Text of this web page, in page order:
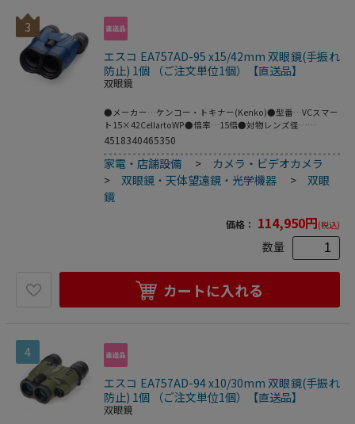
レンズとプリズムに､光の透過率を高める多層膜コーティン
グを採用｡ナイトゲームはもちろん､コンサートホールやライ
ブ会場まで､さまざまなシチュエーションで活躍します｡
3
エスコ EA757AD-95 x15/42mm 双眼鏡(手振れ
防止) 1個 （ご注文単位1個）【直送品】
双眼鏡
●メーカー…ケンコー・トキナー(Kenko)●型番…VCスマー
ト15×42CellartoWP●倍率…15倍●対物レンズ径…
42mm●最短合焦距離…4m●実視界…3.8°●明るさ…7.8●
サイズ(mm)…180(W)×70(D)×118(H)●重量…610g●付属
品…動作確認用電池､ポーチ､ストラップ●電源…単三型電池
×1(付属)●ひとみ径…2.8mm●1000m先の視野…66.3m●ア
イレリーフ…14.0mm●見掛視界…52.9°●眼幅調整範囲…
54~74mm●防振角…±2°●コーティング…フルマルチコー
●材質…本体ボディ:ポリカーボネイト樹脂本体カバー:ABS
樹脂目当てラバー:NBR転輪ラバー:ABS樹脂●注意…付属電
池はテスト電池ですので新しい電池をご購入下さい｡●双眼
をより高精細でより快適に､そしてより大きな感動を得るサ
ポートをします｡レンズ口径42mmの大口径､明るい視野が得
ど､大きな揺れ｣｢対象を見つけて双眼鏡が止まった状態での
微細な揺れ｣これらの状態を双眼鏡が自動で検知し､最適なモ
ードに切り替える機能を搭載｡煩わしい切り替えを必要とせ
ず､いつも最適な防振モードを迅速に切り替えて､最高の視界
を提供します｡●すべてのレンズとプリズム透過面に光の透
過を最大限に上げるフルマルチコート(高透過多層膜)を施し
てあり､明るい像が広がります｡●電源は､国内海外問わずコ
4518340465350
家電・店舗設備 > カメラ・ビデオカメラ
>双眼鏡・天体望遠鏡・光学機器 >双眼
鏡
価格： 114,950円(税込)
数量
カートに入れる
4
エスコ EA757AD-94 x10/30mm 双眼鏡(手振れ
防止) 1個 （ご注文単位1個）【直送品】
双眼鏡